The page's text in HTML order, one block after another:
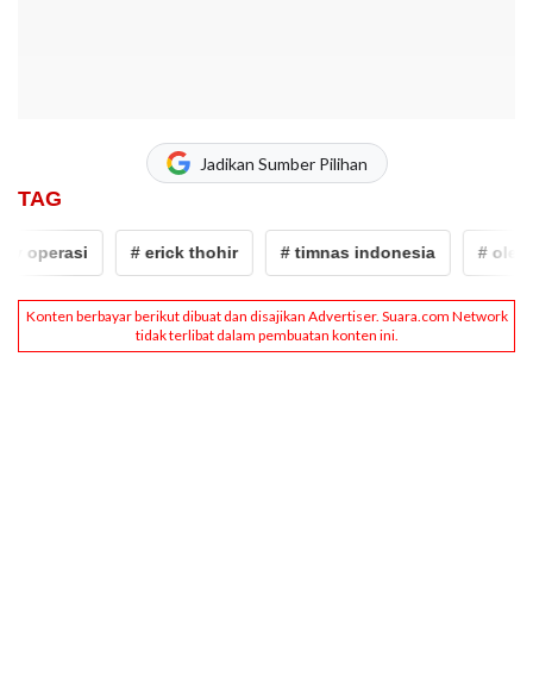
Jadikan Sumber Pilihan
TAG
# erick thohir # timnas indonesia # ole